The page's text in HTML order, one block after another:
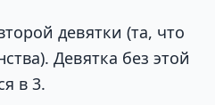
девятки (та, что
Девятка без этой
в 3.